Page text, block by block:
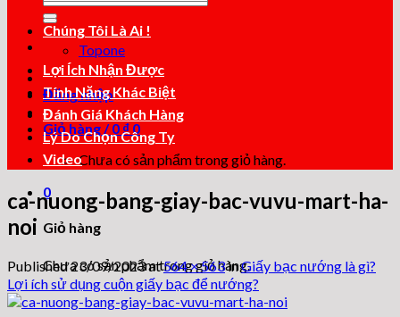
kiếm:
Đăng nhập
Giỏ hàng /0 ₫ 0
Chưa có sản phẩm trong giỏ hàng.
0
Giỏ hàng
Chưa có sản phẩm trong giỏ hàng.
kiếm:
Chúng Tôi Là Ai !
Topone
Lợi Ích Nhận Được
Tính Năng Khác Biệt
Đánh Giá Khách Hàng
Lý Do Chọn Công Ty
Video
ca-nuong-bang-giay-bac-vuvu-mart-ha-
noi
Published23/09/2023at564 × 563inGiấy bạc nướng là gì?
Lợi ích sử dụng cuộn giấy bạc để nướng?